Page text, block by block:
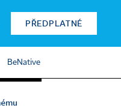
PŘEDPLATNÉ
BeNative